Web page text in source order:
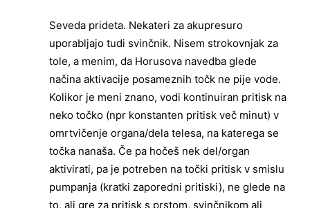
Seveda prideta. Nekateri za akupresuro
uporabljajo tudi svinčnik. Nisem strokovnjak za
tole, a menim, da Horusova navedba glede
načina aktivacije posameznih točk ne pije vode.
Kolikor je meni znano, vodi kontinuiran pritisk na
neko točko (npr konstanten pritisk več minut) v
omrtvičenje organa/dela telesa, na katerega se
točka nanaša. Če pa hočeš nek del/organ
aktivirati, pa je potreben na točki pritisk v smislu
pumpanja (kratki zaporedni pritiski), ne glede na
to, ali gre za pritisk s prstom, svinčnikom ali